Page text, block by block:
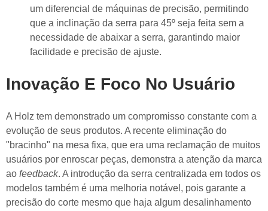
um diferencial de máquinas de precisão, permitindo
que a inclinação da serra para 45º seja feita sem a
necessidade de abaixar a serra, garantindo maior
facilidade e precisão de ajuste.
Inovação E Foco No Usuário
A Holz tem demonstrado um compromisso constante com a
evolução de seus produtos. A recente eliminação do
"bracinho" na mesa fixa, que era uma reclamação de muitos
usuários por enroscar peças, demonstra a atenção da marca
ao feedback. A introdução da serra centralizada em todos os
modelos também é uma melhoria notável, pois garante a
precisão do corte mesmo que haja algum desalinhamento